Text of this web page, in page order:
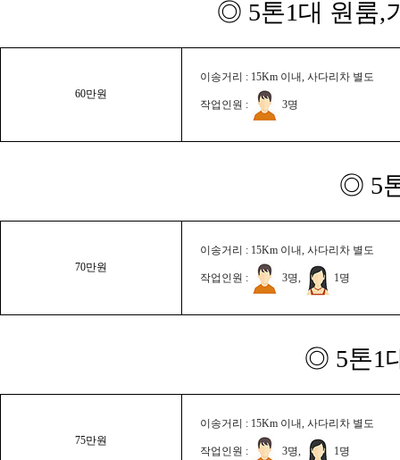
◎ 5톤1대 원룸,
60만원
이송거리 : 15Km 이내, 사다리차 별도
작업인원 : 3명
◎ 5
70만원
이송거리 : 15Km 이내, 사다리차 별도
작업인원 : 3명, 1명
◎ 5톤1
75만원
이송거리 : 15Km 이내, 사다리차 별도
작업인원 : 3명, 1명